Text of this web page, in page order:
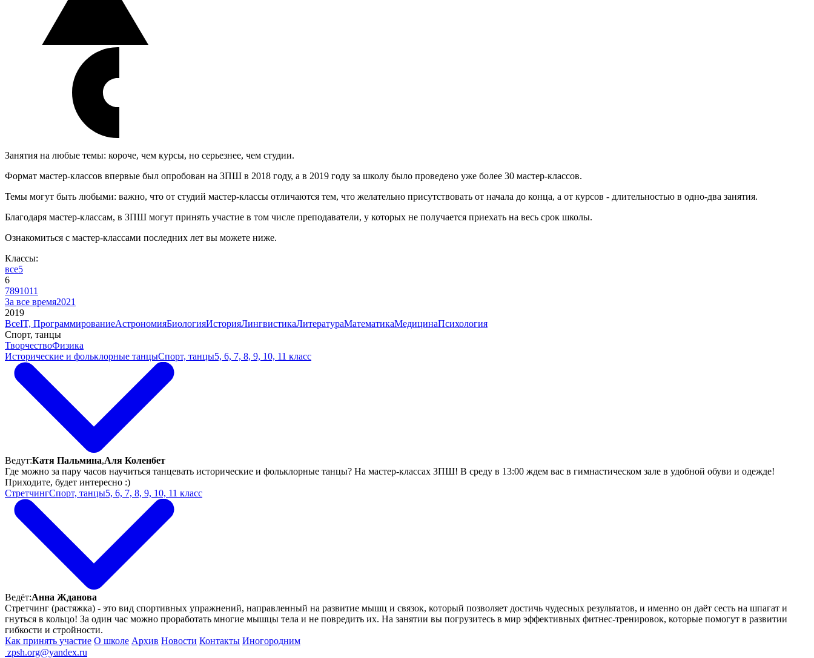
Занятия на любые темы: короче, чем курсы, но серьезнее, чем студии.
Формат мастер-классов впервые был опробован на ЗПШ в 2018 году, а в 2019 году за школу было проведено уже более 30 мастер-классов.
Темы могут быть любыми: важно, что от студий мастер-классы отличаются тем, что желательно присутствовать от начала до конца, а от курсов - длительностью в одно-два занятия.
Благодаря мастер-классам, в ЗПШ могут принять участие в том числе преподаватели, у которых не получается приехать на весь срок школы.
Ознакомиться с мастер-классами последних лет вы можете ниже.
Классы:
все5
6
7891011
За все время2021
2019
ВсеIT, ПрограммированиеАстрономияБиологияИсторияЛингвистикаЛитератураМатематикаМедицинаПсихология
Спорт, танцы
ТворчествоФизика
Исторические и фольклорные танцыСпорт, танцы5, 6, 7, 8, 9, 10, 11 класс
Ведут:Катя Пальмина,Аля Коленбет
Где можно за пару часов научиться танцевать исторические и фольклорные танцы? На мастер-классах ЗПШ! В среду в 13:00 ждем вас в гимнастическом зале в удобной обуви и одежде!
Приходите, будет интересно :)
СтретчингСпорт, танцы5, 6, 7, 8, 9, 10, 11 класс
Ведёт:Анна Жданова
Стретчинг (растяжка) - это вид спортивных упражнений, направленный на развитие мышц и связок, который позволяет достичь чудесных результатов, и именно он даёт сесть на шпагат и
гнуться в кольцо! За один час можно проработать многие мышцы тела и не повредить их. На занятии вы погрузитесь в мир эффективных фитнес-тренировок, которые помогут в развитии
гибкости и стройности.
Как принять участие О школе Архив Новости Контакты Иногородним
zpsh.org@yandex.ru